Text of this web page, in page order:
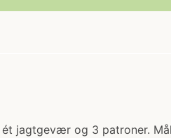
jagtgevær og 3 patroner.